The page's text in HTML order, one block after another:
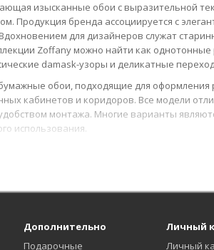
изысканные обои с выразительной
Продукция бренда ассоциируется с
для дизайнеров служат
Zoffany можно найти как однотонные
damask-узоры и деликатные
обои, подходящие для
кабинетов и коридоров. Все модели
монтажа. Многие варианты
использования.
коллекциям и параметрам, использовать
подходящих решений для
данных, условиях оферты, адрес
сайта.
Дополнительно
Подарочные
Личный
Личный